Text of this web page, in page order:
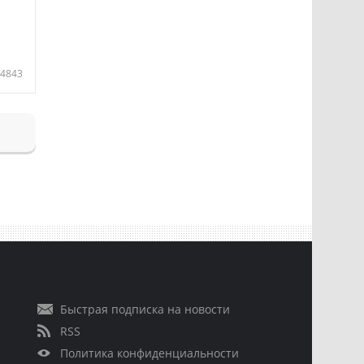
4843
Быстрая подписка на новости
RSS
Политика конфиденциальности